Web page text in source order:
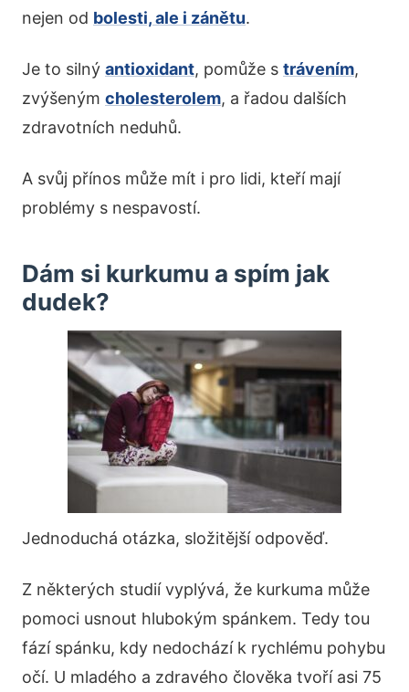
nejen od bolesti, ale i zánětu.
Je to silný antioxidant, pomůže s trávením,
zvýšeným cholesterolem, a řadou dalších
zdravotních neduhů.
A svůj přínos může mít i pro lidi, kteří mají
problémy s nespavostí.
Dám si kurkumu a spím jak
dudek?
Jednoduchá otázka, složitější odpověď.
Z některých studií vyplývá, že kurkuma může
pomoci usnout hlubokým spánkem. Tedy tou
fází spánku, kdy nedochází k rychlému pohybu
očí. U mladého a zdravého člověka tvoří asi 75